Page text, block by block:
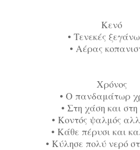
Κενό
• Τενεκές
• Αέρας
Χρόνος
• Ο πανδαμάτωρ
• Στη χάση και
• Κοντός ψαλμός
• Κάθε πέρυσι και
• Κύλησε πολύ νερό